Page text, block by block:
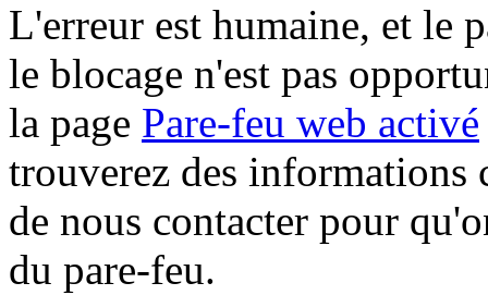
L'erreur est humaine, et le
le blocage n'est pas
la page Pare-feu web activé
trouverez des informations
de nous contacter pour
du pare-feu.